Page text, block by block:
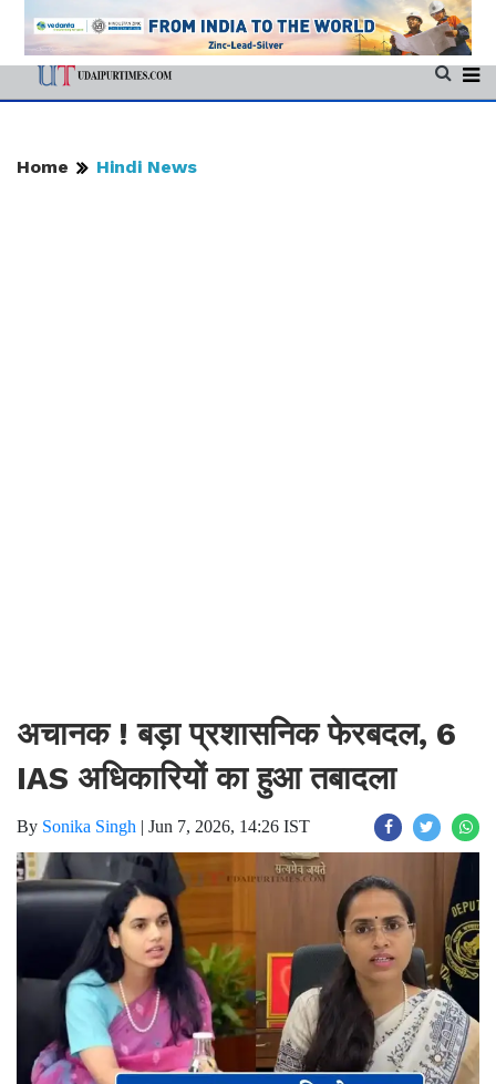
Home Hindi News
अचानक ! बड़ा प्रशासनिक फेरबदल, 6
IAS अधिकारियों का हुआ तबादला
By Sonika Singh | Jun 7, 2026, 14:26 IST